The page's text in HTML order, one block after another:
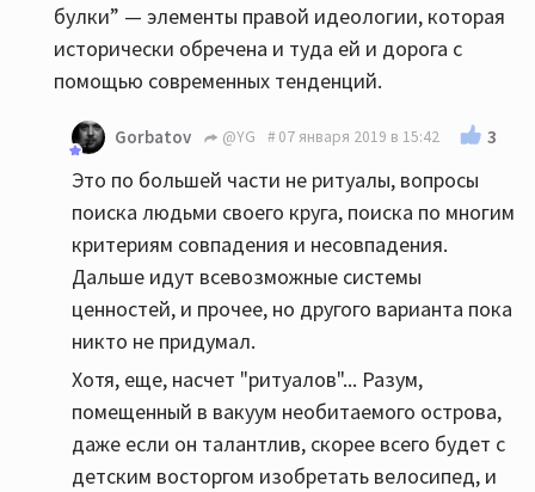
булки” — элементы правой идеологии, которая
исторически обречена и туда ей и дорога с
помощью современных тенденций.
Gorbatov @YG 07 января 2019 в 15:42 3
Это по большей части не ритуалы, вопросы
поиска людьми своего круга, поиска по многим
критериям совпадения и несовпадения.
Дальше идут всевозможные системы
ценностей, и прочее, но другого варианта пока
никто не придумал.
Хотя, еще, насчет "ритуалов"... Разум,
помещенный в вакуум необитаемого острова,
даже если он талантлив, скорее всего будет с
детским восторгом изобретать велосипед, и